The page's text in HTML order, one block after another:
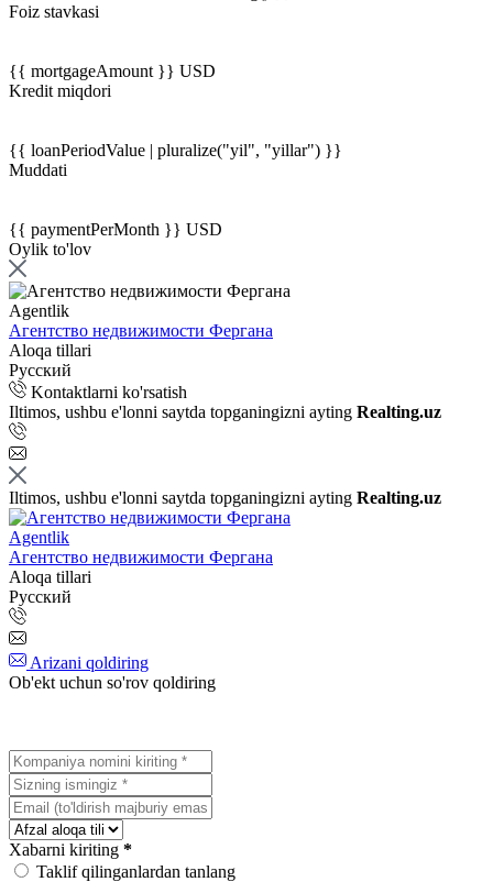
Foiz stavkasi
{{ mortgageAmount }} USD
Kredit miqdori
{{ loanPeriodValue | pluralize("yil", "yillar") }}
Muddati
{{ paymentPerMonth }} USD
Oylik to'lov
Agentlik
Агентство недвижимости Фергана
Aloqa tillari
Русский
Kontaktlarni ko'rsatish
Iltimos, ushbu e'lonni saytda topganingizni ayting Realting.uz
Iltimos, ushbu e'lonni saytda topganingizni ayting Realting.uz
Agentlik
Агентство недвижимости Фергана
Aloqa tillari
Русский
Arizani qoldiring
Ob'ekt uchun so'rov qoldiring
Xabarni kiriting *
Taklif qilinganlardan tanlang